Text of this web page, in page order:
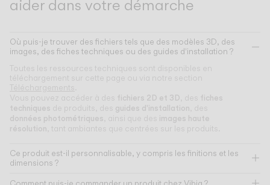
aider dans votre démarche
Où puis-je trouver des fichiers tels que des modèles 3D, des
images, des fiches techniques ou des guides d'installation ?
Toutes les ressources techniques sont disponibles en
téléchargement sur cette page ou via notre section
Téléchargements
Vous pouvez accéder à des fichiers 2D et 3D , des fiches
techniques de produits, des guides d'installation , des
données photométriques , ainsi que des images haute
résolution , tant ambiantes que centrées sur les produits.
Ce produit est-il personnalisable, y compris les finitions et les
dimensions ?